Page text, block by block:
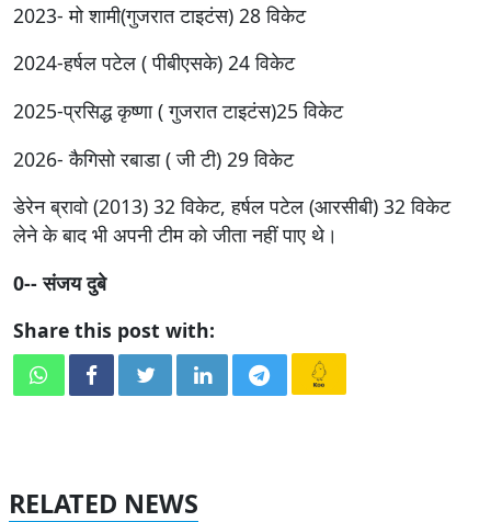
2023- मो शामी(गुजरात टाइटंस) 28 विकेट
2024-हर्षल पटेल ( पीबीएसके) 24 विकेट
2025-प्रसिद्ध कृष्णा ( गुजरात टाइटंस)25 विकेट
2026- कैगिसो रबाडा ( जी टी) 29 विकेट
डेरेन ब्रावो (2013) 32 विकेट, हर्षल पटेल (आरसीबी) 32 विकेट
लेने के बाद भी अपनी टीम को जीता नहीं पाए थे।
0-- संजय दुबे
Share this post with:
RELATED NEWS